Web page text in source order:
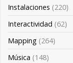
Instalaciones (220)
Interactividad (62)
Mapping (264)
Música (148)